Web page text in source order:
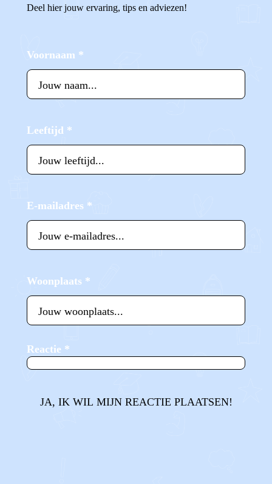
Deel hier jouw ervaring, tips en adviezen!
Voornaam *
Leeftijd *
E-mailadres *
Woonplaats *
Reactie *
JA, IK WIL MIJN REACTIE PLAATSEN!